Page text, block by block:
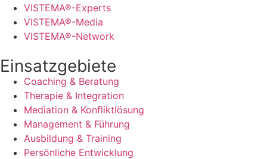
VISTEMA®-Experts
VISTEMA®-Media
VISTEMA®-Network
Einsatzgebiete
Coaching & Beratung
Therapie & Integration
Mediation & Konfliktlösung
Management & Führung
Ausbildung & Training
Persönliche Entwicklung